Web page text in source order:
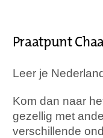
Praatpunt
Leer je
Kom dan naar
gezellig met
verschillende